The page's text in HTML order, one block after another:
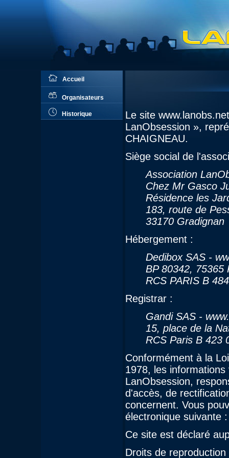
Le site
LanObsession »,
CHAIGNEAU.
Siège social de
Association
Chez Mr Gasco
Résidence les
183, route de
33170 Gradignan
Hébergement :
Dedibox SAS -
BP 80342, 75365
RCS PARIS B
Registrar :
Gandi SAS -
15, place de la
RCS Paris B 423
Conformément à la
1978, les
LanObsession,
d'accès, de
concernent. Vous
électronique suivante
Ce site est déclaré
Droits de
Accueil
Organisateurs
Historique